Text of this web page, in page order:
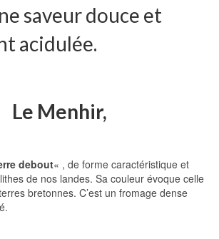
saveur douce et
acidulée.
Le Menhir,
debout« , de forme caractéristique et
de nos landes. Sa couleur évoque celle
bretonnes. C’est un fromage dense